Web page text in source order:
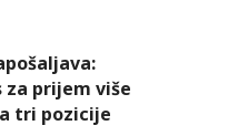
za prijem više
tri pozicije